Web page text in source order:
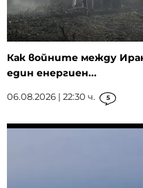
Как войните между
един енергиен...
06.08.2026 | 22:30 ч. 5